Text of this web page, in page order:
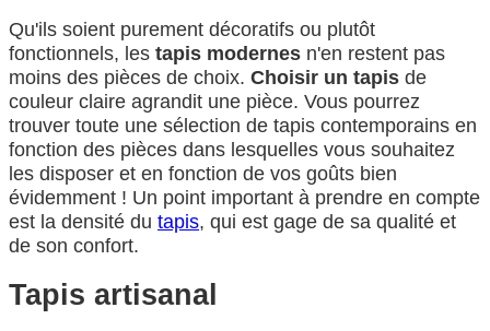
Qu'ils soient purement décoratifs ou plutôt
fonctionnels, les tapis modernes n'en restent pas
moins des pièces de choix. Choisir un tapis de
couleur claire agrandit une pièce. Vous pourrez
trouver toute une sélection de tapis contemporains en
fonction des pièces dans lesquelles vous souhaitez
les disposer et en fonction de vos goûts bien
évidemment ! Un point important à prendre en compte
est la densité du tapis, qui est gage de sa qualité et
de son confort.
Tapis artisanal